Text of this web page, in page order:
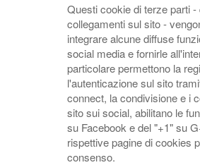
Questi cookie di terze parti -
collegamenti sul sito -
integrare alcune diffuse
social media e fornirle
particolare permettono la
l'autenticazione sul sito
connect, la condivisione e i
sito sui social, abilitano le
su Facebook e del "+1" su
rispettive pagine di cookies
consenso.